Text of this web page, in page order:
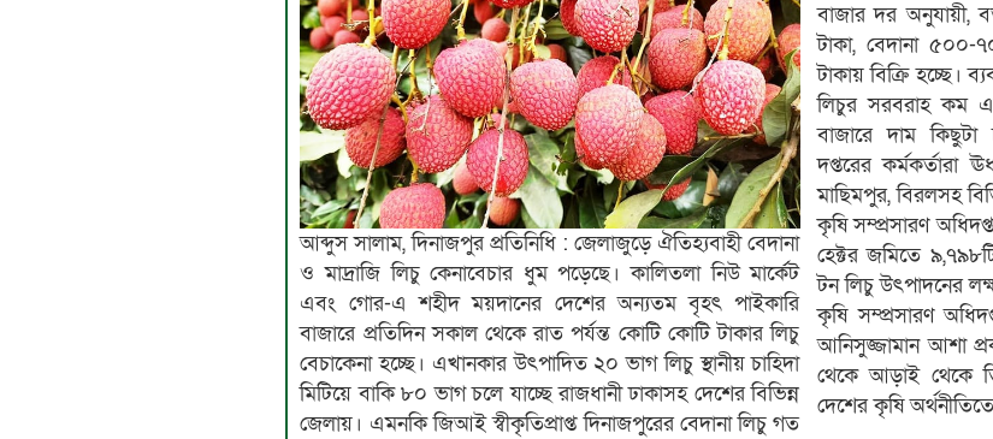
আব্দুস সালাম, দিনাজপুর প্রতিনিধি : জেলাজুড়ে ঐতিহ্যবাহী বেদানা
ও মাদ্রাজি লিচু কেনাবেচার ধুম পড়েছে। কালিতলা নিউ মার্কেট
এবং গোর-এ শহীদ ময়দানের দেশের অন্যতম বৃহৎ পাইকারি
বাজারে প্রতিদিন সকাল থেকে রাত পর্যন্ত কোটি কোটি টাকার লিচু
বেচাকেনা হচ্ছে। এখানকার উৎপাদিত ২০ ভাগ লিচু স্থানীয় চাহিদা
মিটিয়ে বাকি ৮০ ভাগ চলে যাচ্ছে রাজধানী ঢাকাসহ দেশের বিভিন্ন
জেলায়। এমনকি জিআই স্বীকৃতিপ্রাপ্ত দিনাজপুরের বেদানা লিচু গত
​বাজার দর অনুযায়ী,
টাকা, বেদানা
টাকায় বিক্রি হচ্ছে।
লিচুর সরবরাহ কম
বাজারে দাম কিছুটা
দপ্তরের কর্মকর্তারা
মাছিমপুর, বিরলসহ
​কৃষি সম্প্রসারণ
হেক্টর জমিতে
টন লিচু উৎপাদনের
কৃষি সম্প্রসারণ
আনিসুজ্জামান আশা
থেকে আড়াই থেকে
দেশের কৃষি